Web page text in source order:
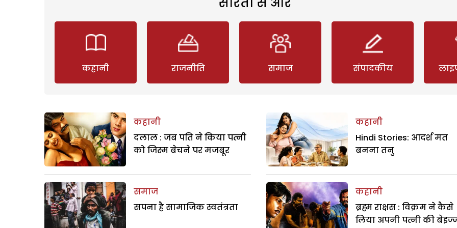
कहानी राजनीति समाज संपादकीय
कहानी
दलाल : जब पति ने किया पत्नी
को जिस्म बेचने पर मजबूर
समाज
सपना है सामाजिक स्वतंत्रता
कहानी
Hindi Stories: आदर्श मत
बनना तनु
कहानी
ब्रह्म राक्षस : विक्रम ने कैसे
लिया अपनी पत्नी की